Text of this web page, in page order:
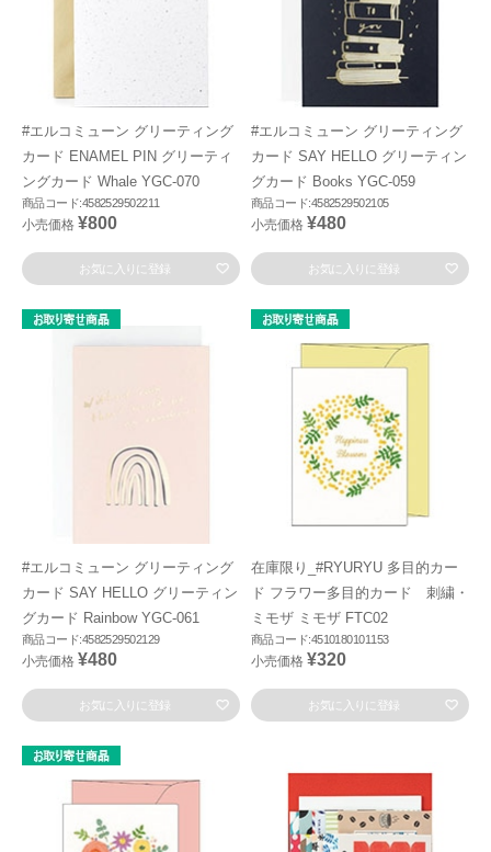
#エルコミューン グリーティング
カード ENAMEL PIN グリーティ
ングカード Whale YGC-070
商品コード:4582529502211
小売価格 ¥800
お気に入りに登録
#エルコミューン グリーティング
カード SAY HELLO グリーティン
グカード Books YGC-059
商品コード:4582529502105
小売価格 ¥480
お気に入りに登録
#エルコミューン グリーティング
カード SAY HELLO グリーティン
グカード Rainbow YGC-061
商品コード:4582529502129
小売価格 ¥480
お気に入りに登録
在庫限り_#RYURYU 多目的カー
ド フラワー多目的カード 刺繍・
ミモザ ミモザ FTC02
商品コード:4510180101153
小売価格 ¥320
お気に入りに登録